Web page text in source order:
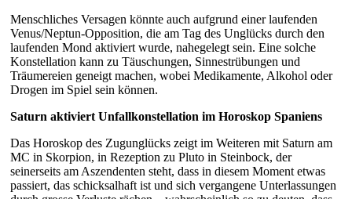
Menschliches Versagen könnte auch aufgrund einer laufenden
Venus/Neptun-Opposition, die am Tag des Unglücks durch den
laufenden Mond aktiviert wurde, nahegelegt sein. Eine solche
Konstellation kann zu Täuschungen, Sinnestrübungen und
Träumereien geneigt machen, wobei Medikamente, Alkohol oder
Drogen im Spiel sein können.
Saturn aktiviert Unfallkonstellation im Horoskop Spaniens
Das Horoskop des Zugunglücks zeigt im Weiteren mit Saturn am
MC in Skorpion, in Rezeption zu Pluto in Steinbock, der
seinerseits am Aszendenten steht, dass in diesem Moment etwas
passiert, das schicksalhaft ist und sich vergangene Unterlassungen